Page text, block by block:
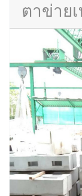
ตาข่าย